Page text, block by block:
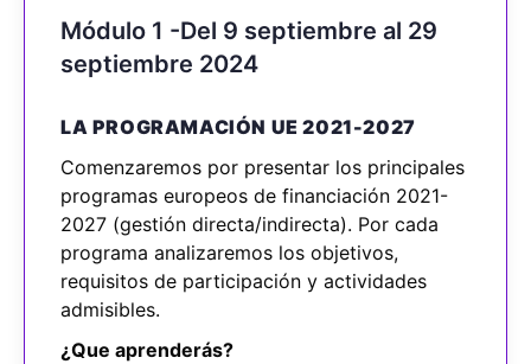
Módulo 1 -Del 9 septiembre al 29
septiembre 2024
LA PROGRAMACIÓN UE 2021-2027
Comenzaremos por presentar los principales
programas europeos de financiación 2021-
2027 (gestión directa/indirecta). Por cada
programa analizaremos los objetivos,
requisitos de participación y actividades
admisibles.
¿Que aprenderás?